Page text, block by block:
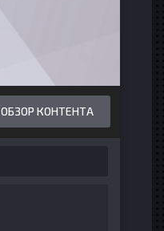
ОБЗОР КОНТЕНТА